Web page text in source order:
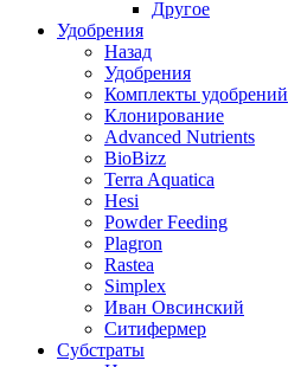
Другое
Удобрения
Назад
Удобрения
Комплекты удобрений
Клонирование
Advanced Nutrients
BioBizz
Terra Aquatica
Hesi
Powder Feeding
Plagron
Rastea
Simplex
Иван Овсинский
Ситифермер
Субстраты